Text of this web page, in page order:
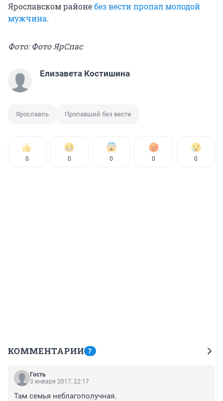
Ярославском районебез вести пропал молодой
мужчина.
Фото: Фото ЯрСпас
Елизавета Костишина
Ярославль Пропавший без вести
0 0 0 0 0
КОММЕНТАРИИ 7
Гость
3 января 2017, 22:17
Там семья неблагополучная.